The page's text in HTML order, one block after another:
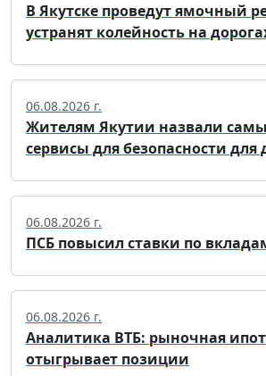
В Якутске проведут ямочный
устранят колейность на
06.08.2026 г.
Жителям Якутии назвали
сервисы для безопасности для
06.08.2026 г.
ПСБ повысил ставки по
06.08.2026 г.
Аналитика ВТБ: рыночная
отыгрывает позиции